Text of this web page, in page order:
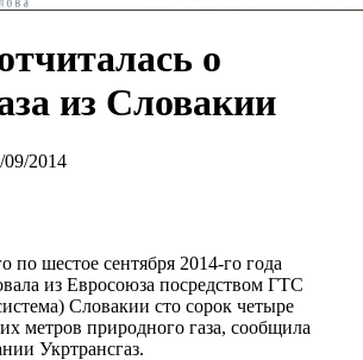
о
из Словакии
09/2014
по шестое сентября 2014-го года
из Евросоюза посредством ГТС
Словакии сто сорок четыре
метров природного газа, сообщила
Укртрансгаз.